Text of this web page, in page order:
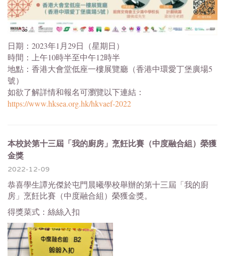
日期：2023年1月29日（星期日）
時間：上午10時半至中午12時半
地點：香港大會堂低座一樓展覽廳（香港中環愛丁堡廣場5
號）
如欲了解詳情和報名可瀏覽以下連結：
https://www.hksea.org.hk/hkvaef-2022
本校於第十三屆「我的廚房」烹飪比賽（中度融合組）榮獲
金獎
2022-12-09
恭喜學生譚光傑於屯門晨曦學校舉辦的第十三屆「我的廚
房」烹飪比賽（中度融合組）榮獲金獎。
得獎菜式：絲絲入扣